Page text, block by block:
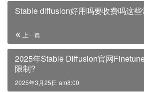
Stable diffusion好用吗要收费吗这
上一篇
2025年Stable Diffusion官网
限制?
2025年3月25日 am8:00